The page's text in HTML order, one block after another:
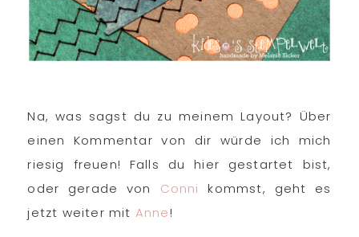
Na, was sagst du zu meinem Layout? Über
einen Kommentar von dir würde ich mich
riesig freuen! Falls du hier gestartet bist,
oder gerade von Connikommst, geht es
jetzt weiter mit Anne!